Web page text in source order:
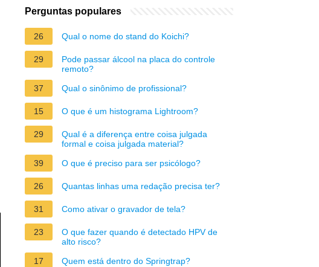
Perguntas populares
26 Qual o nome do stand do Koichi?
29
Pode passar álcool na placa do controle
remoto?
37
Qual o sinônimo de profissional?
15 O que é um histograma Lightroom?
29
Qual é a diferença entre coisa julgada
formal e coisa julgada material?
39
O que é preciso para ser psicólogo?
26 Quantas linhas uma redação precisa ter?
31 Como ativar o gravador de tela?
23
O que fazer quando é detectado HPV de
alto risco?
17
Quem está dentro do Springtrap?